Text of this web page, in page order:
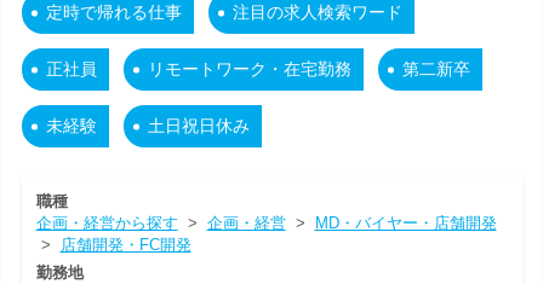
定時で帰れる仕事 注目の求人検索ワード
正社員 リモートワーク・在宅勤務 第二新卒
未経験 土日祝日休み
職種
企画・経営から探す > 企画・経営>
MD・バイヤー・店舗開発
> 店舗開発・FC開発
勤務地